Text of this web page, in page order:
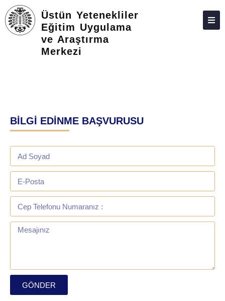
Üstün Yetenekliler
Eğitim Uygulama
ve Araştırma
Merkezi
HAKKIMIZDA
BİLGİ EDİNME BAŞVURUSU
GÖNDER